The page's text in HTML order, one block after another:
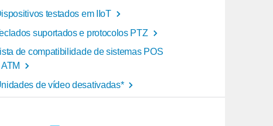
testados em IIoT
suportados e protocolos PTZ
de compatibilidade de sistemas POS
de vídeo desativadas*